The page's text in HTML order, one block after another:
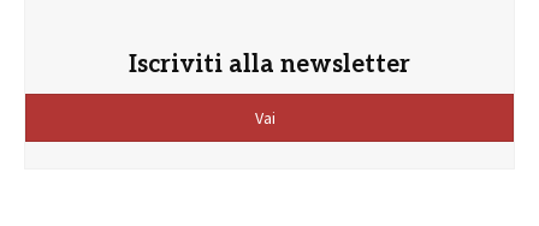
Iscriviti alla newsletter
Vai